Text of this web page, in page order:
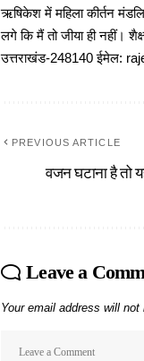
ऋषिकेश में महिला कीर्तन
लगे कि मैं तो जीया ही नहीं।
उत्तराखंड-248140 ईमेल:
PREVIOUS ARTICLE
वजन घटाना है तो
Leave a
Your email address will not